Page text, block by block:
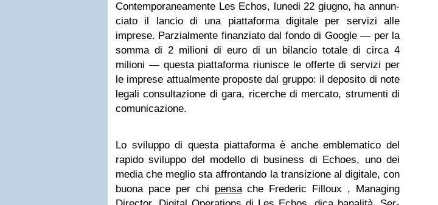
Con­tem­po­ra­nea­mente Les Echos, lunedi 22 giu­gno, ha annun­
ciato il lan­cio di una piat­ta­forma digi­tale per ser­vizi alle
imprese. Par­zial­mente finan­ziato dal fondo di Goo­gle — per la
somma di 2 milioni di euro di un bilan­cio totale di circa 4
milioni — que­sta piat­ta­forma riu­ni­sce le offerte di ser­vizi per
le imprese attual­mente pro­po­ste dal gruppo: il depo­sito di note
legali con­sul­ta­zione di gara, ricer­che di mer­cato, stru­menti di
comunicazione.
Lo svi­luppo di que­sta piat­ta­forma è anche emble­ma­tico del
rapido svi­luppo del modello di busi­ness di Echoes, uno dei
media che meglio sta affron­tando la tran­si­zione al digi­tale, con
buona pace per chi pensache Fre­de­ric Fil­loux , Mana­ging